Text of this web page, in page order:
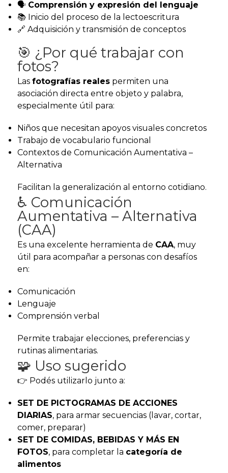
🗣️ Comprensión y expresión del lenguaje
📚 Inicio del proceso de la lectoescritura
🔗 Adquisición y transmisión de conceptos
🎯 ¿Por qué trabajar con
fotos?
Las fotografías realespermiten una
asociación directa entre objeto y palabra,
especialmente útil para:
Niños que necesitan apoyos visuales concretos
Trabajo de vocabulario funcional
Contextos de Comunicación Aumentativa –
Alternativa
Facilitan la generalización al entorno cotidiano.
♿ Comunicación
Aumentativa – Alternativa
(CAA)
Es una excelente herramienta de CAA, muy
útil para acompañar a personas con desafíos
en:
Comunicación
Lenguaje
Comprensión verbal
Permite trabajar elecciones, preferencias y
rutinas alimentarias.
🧩 Uso sugerido
👉 Podés utilizarlo junto a:
SET DE PICTOGRAMAS DE ACCIONES
DIARIAS, para armar secuencias (lavar, cortar,
comer, preparar)
SET DE COMIDAS, BEBIDAS Y MÁS EN
FOTOS, para completar la categoría de
alimentos